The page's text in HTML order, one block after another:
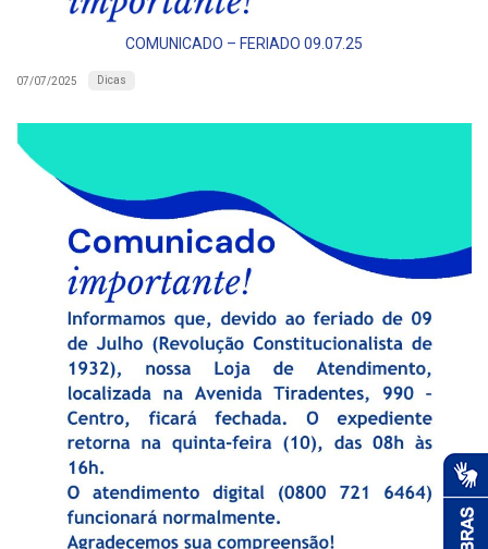
COMUNICADO – FERIADO 09.07.25
07/07/2025 Dicas